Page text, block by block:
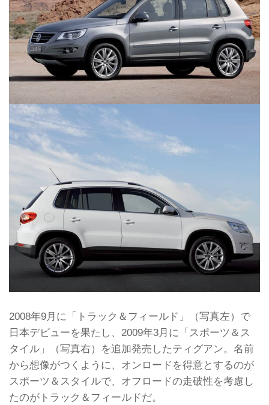
2008年9月に「トラック＆フィールド」（写真左）で
日本デビューを果たし、2009年3月に「スポーツ＆ス
タイル」（写真右）を追加発売したティグアン。名前
から想像がつくように、オンロードを得意とするのが
スポーツ＆スタイルで、オフロードの走破性を考慮し
たのがトラック＆フィールドだ。